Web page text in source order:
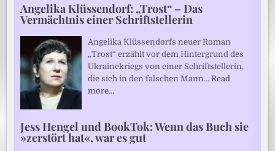
Angelika Klüssendorf: „Trost“ – Das
Vermächtnis einer Schriftstellerin
Angelika Klüssendorfs neuer Roman
„Trost“ erzählt vor dem Hintergrund des
Ukrainekriegs von einer Schriftstellerin,
die sich in den falschen Mann…Read
more…
Jess Hengel und BookTok: Wenn das Buch sie
»zerstört hat«, war es gut